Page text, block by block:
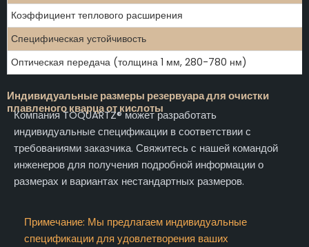
Коэффициент теплового расширения
Специфическая устойчивость
Оптическая передача (толщина 1 мм, 280-780 нм)
Индивидуальные размеры резервуара для очистки
плавленого кварца от кислоты
Компания TOQUARTZ® может разработать
индивидуальные спецификации в соответствии с
требованиями заказчика. Свяжитесь с нашей командой
инженеров для получения подробной информации о
размерах и вариантах нестандартных размеров.
Примечание: Мы предлагаем индивидуальные
спецификации для удовлетворения ваших